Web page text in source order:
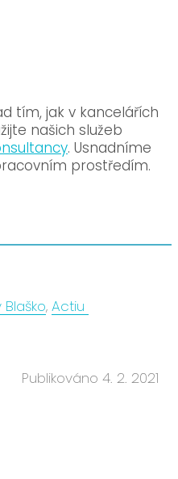
tím, jak v kancelářích
našich služeb
. Usnadníme
prostředím.
Blaško, Actiu
Publikováno 4. 2. 2021